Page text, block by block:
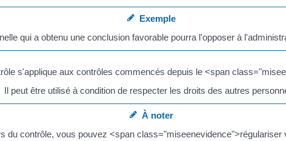
Exemple
qui a obtenu une conclusion favorable pourra l'opposer à
s'applique aux contrôles commencés depuis le <span
Il peut être utilisé à condition de respecter les droits des autres
À noter
du contrôle, vous pouvez <span